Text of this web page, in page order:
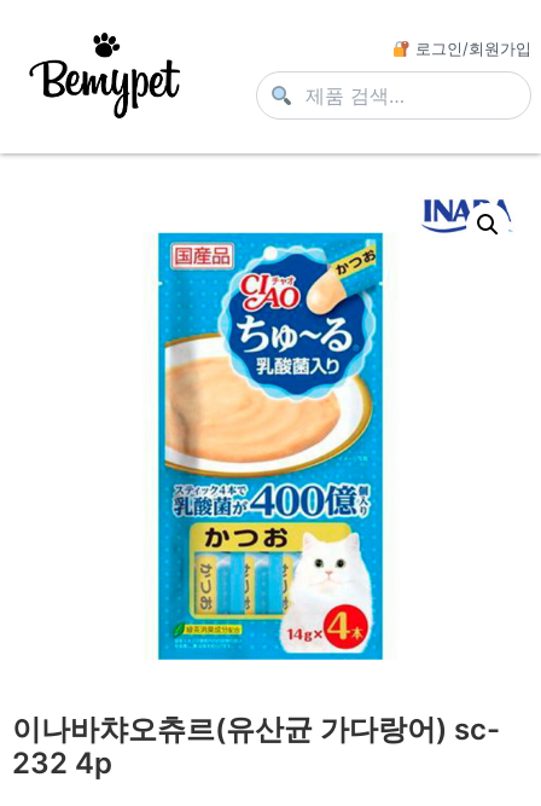
로그인/회원가입
이나바챠오츄르(유산균 가다랑어) sc-
232 4p